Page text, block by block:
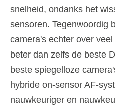
snelheid, ondanks het
sensoren. Tegenwoordig
camera's echter over
beter dan zelfs de beste
beste spiegelloze
hybride on-sensor AF-
nauwkeuriger en